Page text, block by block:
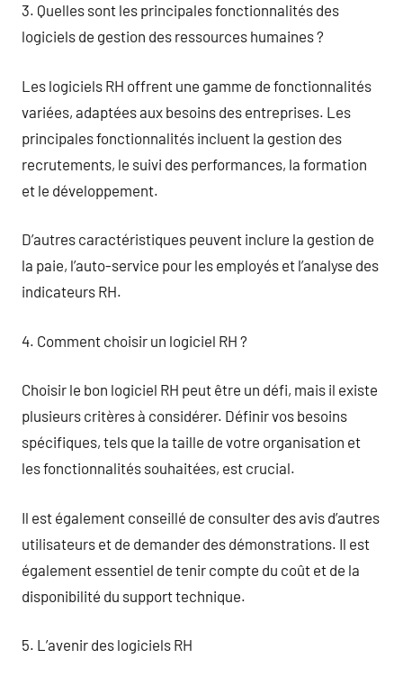
3. Quelles sont les principales fonctionnalités des
logiciels de gestion des ressources humaines ?
Les logiciels RH offrent une gamme de fonctionnalités
variées, adaptées aux besoins des entreprises. Les
principales fonctionnalités incluent la gestion des
recrutements, le suivi des performances, la formation
et le développement.
D’autres caractéristiques peuvent inclure la gestion de
la paie, l’auto-service pour les employés et l’analyse des
indicateurs RH.
4. Comment choisir un logiciel RH ?
Choisir le bon logiciel RH peut être un défi, mais il existe
plusieurs critères à considérer. Définir vos besoins
spécifiques, tels que la taille de votre organisation et
les fonctionnalités souhaitées, est crucial.
Il est également conseillé de consulter des avis d’autres
utilisateurs et de demander des démonstrations. Il est
également essentiel de tenir compte du coût et de la
disponibilité du support technique.
5. L’avenir des logiciels RH